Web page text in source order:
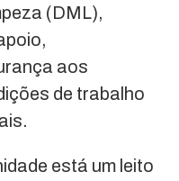
(DML),
aos
de trabalho
está um leito